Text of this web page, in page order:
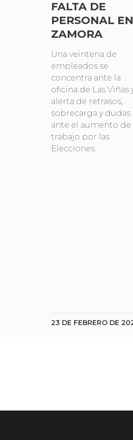
FALTA DE
PERSONAL EN
ZAMORA
Una veintena de
empleados se
concentra ante la
oficina de Las Viñas
alerta de retrasos,
sobrecarga y dudas
ante el aumento de
trabajo por las
Elecciones.
23 DE FEBRERO DE